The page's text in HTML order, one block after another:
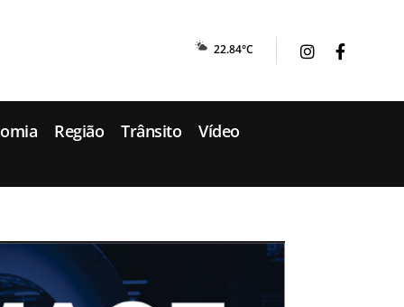
22.84°C
Região Trânsito Vídeo